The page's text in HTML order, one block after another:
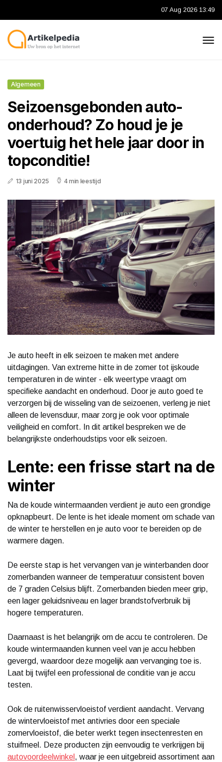
07 Aug 2026 13:49
Algemeen
Seizoensgebonden auto-
onderhoud? Zo houd je je
voertuig het hele jaar door in
topconditie!
13 juni 2025 4 min leestijd
Je auto heeft in elk seizoen te maken met andere
uitdagingen. Van extreme hitte in de zomer tot ijskoude
temperaturen in de winter - elk weertype vraagt om
specifieke aandacht en onderhoud. Door je auto goed te
verzorgen bij de wisseling van de seizoenen, verleng je niet
alleen de levensduur, maar zorg je ook voor optimale
veiligheid en comfort. In dit artikel bespreken we de
belangrijkste onderhoudstips voor elk seizoen.
Lente: een frisse start na de
winter
Na de koude wintermaanden verdient je auto een grondige
opknapbeurt. De lente is het ideale moment om schade van
de winter te herstellen en je auto voor te bereiden op de
warmere dagen.
De eerste stap is het vervangen van je winterbanden door
zomerbanden wanneer de temperatuur consistent boven
de 7 graden Celsius blijft. Zomerbanden bieden meer grip,
een lager geluidsniveau en lager brandstofverbruik bij
hogere temperaturen.
Daarnaast is het belangrijk om de accu te controleren. De
koude wintermaanden kunnen veel van je accu hebben
gevergd, waardoor deze mogelijk aan vervanging toe is.
Laat bij twijfel een professional de conditie van je accu
testen.
Ook de ruitenwisservloeistof verdient aandacht. Vervang
de wintervloeistof met antivries door een speciale
zomervloeistof, die beter werkt tegen insectenresten en
stuifmeel. Deze producten zijn eenvoudig te verkrijgen bij
autovoordeelwinkel , waar je een uitgebreid assortiment aan